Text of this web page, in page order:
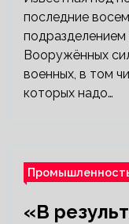
последние
подразделением
Вооружённых
военных, в том
которых надо…
«В